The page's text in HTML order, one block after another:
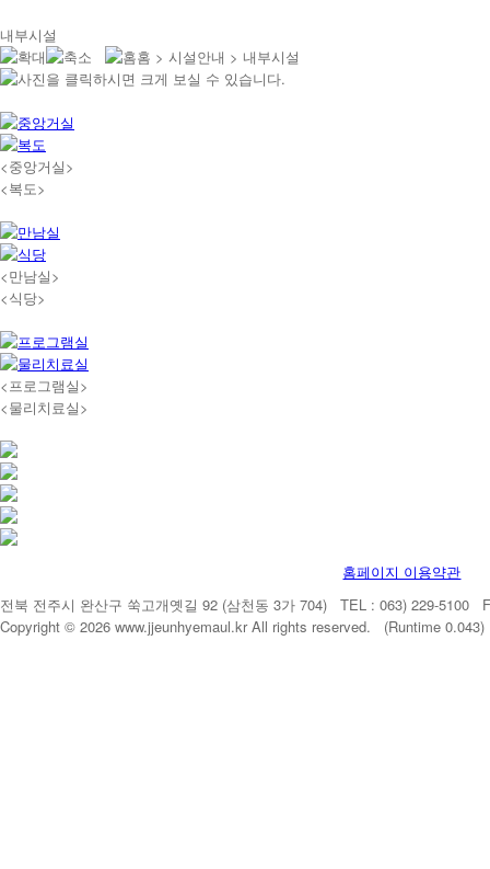
내부시설
홈 > 시설안내 > 내부시설
<중앙거실>
<복도>
<만남실>
<식당>
<프로그램실>
<물리치료실>
홈페이지 이용약관
전북 전주시 완산구 쑥고개옛길 92 (삼천동 3가 704) TEL : 063) 229-5100
Copyright © 2026 www.jjeunhyemaul.kr All rights reserved. (Runtime